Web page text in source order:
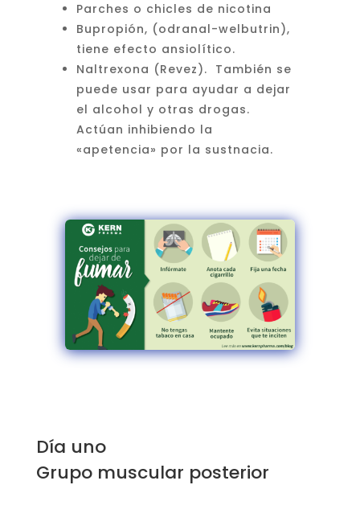
Parches o chicles de nicotina
Bupropión, (odranal-welbutrin),
tiene efecto ansiolítico.
Naltrexona (Revez). También se
puede usar para ayudar a dejar
el alcohol y otras drogas.
Actúan inhibiendo la
«apetencia» por la sustnacia.
Día uno
Grupo muscular posterior